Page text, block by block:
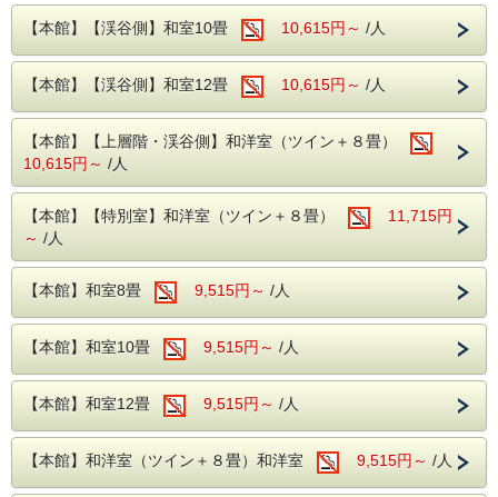
な時間をお過ごしください。
ご予約はお早めに！
【食 事】
1泊2食付バイキング
夕食時アルコール・ソフトドリンク飲み放題！
こちらのプランからのご予約でもフェア料理をお楽しみいた
だけます♪
アルカリ性単純温泉となっております。
健康増進・冷え性などに効く温泉となっております。
また、小さいお子様から大人までお楽しみいただける温泉で
※乳幼児のお子様は男性・女性風呂にベビーバスをご用意し
・カラオケ※一部有料あり
・貸切風呂
・卓球
・ビリヤード
・麻雀
上記の施設はご宿泊日当日13時よりフロントにてご予約を
承っております。
※お電話ではお受けしておりません。
んなで笑顔になれる、夏のイチオシスポットをご紹介します
♪
～夏の思い出作りに！周辺のおすすめスポット～
【江戸ワンダーランド 日光江戸村】
(当館から車で約10分）
一歩足を踏み入れれば、そこは江戸時代！新選組に出会えた
り、大人気キャラクター「にゃんまげ」に会えるチャンス
も。
夏だけの限定イベントも実施していますので、行ってみては
いかがでしょうか。
【鬼怒川ライン下り】 （当館から徒歩約10分）
大迫力の渓谷を船で下る、約40分の爽快アクティビティ！
川のせせらぎと涼しい風を間近に感じられます。
※小さなお子様からご乗船いただけますが、0歳のお子様は
救命胴衣のサイズがないため、安全上ご利用いただけませ
ん。
【本館】【渓谷側】和室10畳 10,615円～ /人
【本館】【渓谷側】和室12畳 10,615円～ /人
【本館】【上層階・渓谷側】和洋室（ツイン＋８畳）
10,615円～ /人
【本館】【特別室】和洋室（ツイン＋８畳）
11,715円
～ /人
【本館】和室8畳 9,515円～ /人
【本館】和室10畳 9,515円～ /人
【本館】和室12畳 9,515円～ /人
【本館】和洋室（ツイン＋８畳）和洋室 9,515円～ /人